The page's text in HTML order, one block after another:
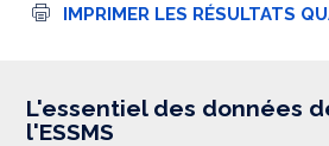
I
s
i
IMPRIMER LES RÉSULTATS
L'essentiel des données
l'ESSMS